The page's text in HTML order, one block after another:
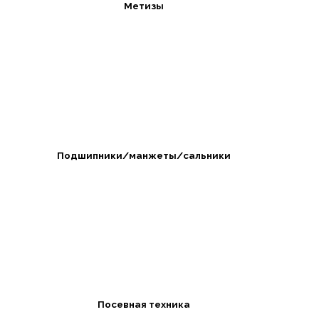
Метизы
Подшипники/манжеты/сальники
Посевная техника